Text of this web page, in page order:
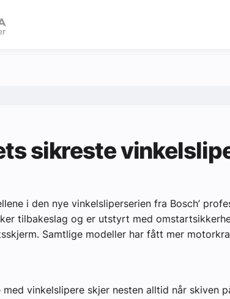
sikreste
i den nye vinkelsliperserien fra Bosch’
tilbakeslag og er utstyrt med
Samtlige modeller har fått mer
med vinkelslipere skjer nesten alltid når skiven